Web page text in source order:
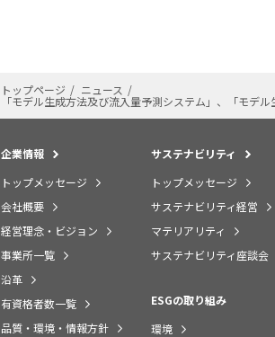
トップページ ニュース
「モデル生成方法及び流入量予測システム」、「モデ
企業情報
トップメッセージ
会社概要
経営理念・ビジョン
事業所一覧
沿革
有資格者数一覧
品質・環境・情報方針
サステナビリティ
トップメッセージ
サステナビリティ経営
マテリアリティ
サステナビリティ座談会
ESGの取り組み
環境